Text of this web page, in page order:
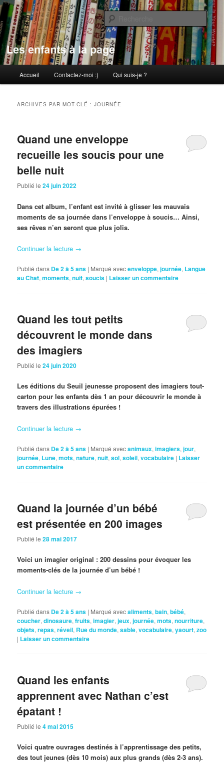
Aller
au
contenu
principal
Aller
au
contenu
secondaireLes enfants à la page
principal
Accueil Contactez-moi :) Qui suis-je ?
ARCHIVES PAR MOT-CLÉ :JOURNÉE
Quand une enveloppe
recueille les soucis pour une
belle nuit
Publié le24 juin 2022
Dans cet album, l’enfant est invité à glisser les mauvais
moments de sa journée dans l’enveloppe à soucis… Ainsi,
ses rêves n’en seront que plus jolis.
Continuer la lecture →
Publié dans De 2 à 5 ans | Marqué avecenveloppe,journée, Langue
au Chat,moments,nuit,soucis | Laisser un commentaire
Quand les tout petits
découvrent le monde dans
des imagiers
Publié le24 juin 2020
Les éditions du Seuil jeunesse proposent des imagiers tout-
carton pour les enfants dès 1 an pour découvrir le monde à
travers des illustrations épurées !
Continuer la lecture →
Publié dans De 2 à 5 ans | Marqué avecanimaux,imagiers,jour,
journée, Lune,mots,nature,nuit,sol,soleil,vocabulaire | Laisser
un commentaire
Quand la journée d’un bébé
est présentée en 200 images
Publié le28 mai 2017
Voici un imagier original : 200 dessins pour évoquer les
moments-clés de la journée d’un bébé !
Continuer la lecture →
Publié dans De 2 à 5 ans | Marqué avecaliments,bain,bébé,
coucher,dinosaure,fruits,imagier,jeux,journée,mots,nourriture,
objets,repas,réveil, Rue du monde,sable,vocabulaire,yaourt,zoo
| Laisser un commentaire
Quand les enfants
apprennent avec Nathan c’est
épatant !
Publié le4 mai 2015
Voici quatre ouvrages destinés à l’apprentissage des petits,
des tout jeunes (dès 10 mois) aux plus grands (dès 2-3 ans).